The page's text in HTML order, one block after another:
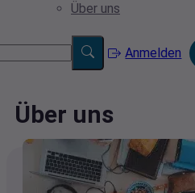
Über uns
Anmelden
Über uns